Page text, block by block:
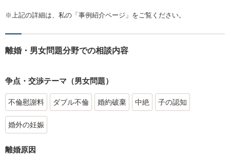
※上記の詳細は、私の「事例紹介ページ」をご覧ください。
離婚・男女問題分野での相談内容
争点・交渉テーマ（男女問題）
不倫慰謝料 ダブル不倫 婚約破棄 中絶 子の認知
婚外の妊娠
離婚原因